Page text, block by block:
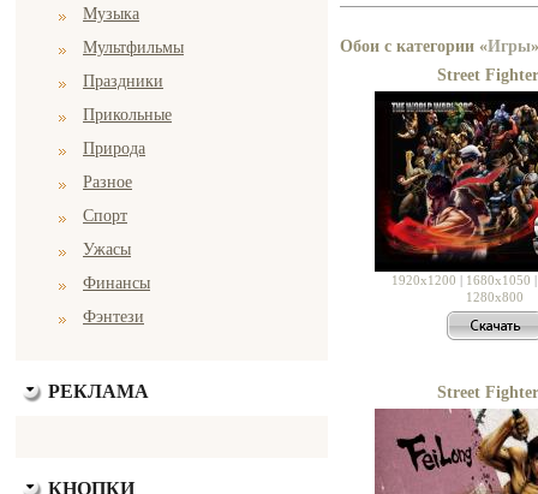
Музыка
Мультфильмы
Праздники
Прикольные
Природа
Разное
Спорт
Ужасы
Финансы
Фэнтези
РЕКЛАМА
КНОПКИ
Обои с категории «Игры»
Street
1920x1200 | 1680x1050
1280x800
Street